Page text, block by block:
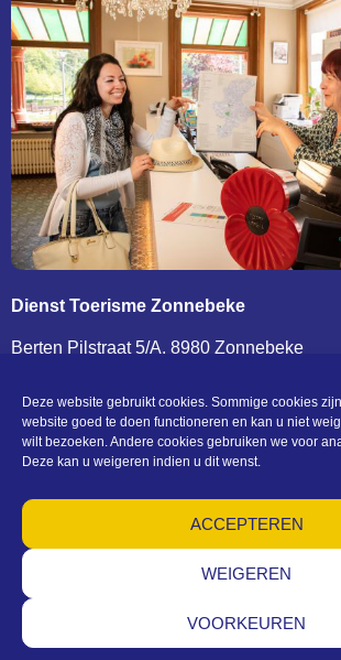
Deze website gebruikt cookies. Sommige cookies
website goed te doen functioneren en kan u niet
wilt bezoeken. Andere cookies gebruiken we voor
Deze kan u weigeren indien u dit wenst.
ACCEPTEREN
WEIGEREN
VOORKEUREN
Dienst Toerisme Zonnebeke
Berten Pilstraat 5/A, 8980 Zonnebeke
BTW BE 0207 432 124
CONTACT EN OPENINGSUREN
Algemene voorwaarden – Privacy – Cookies –